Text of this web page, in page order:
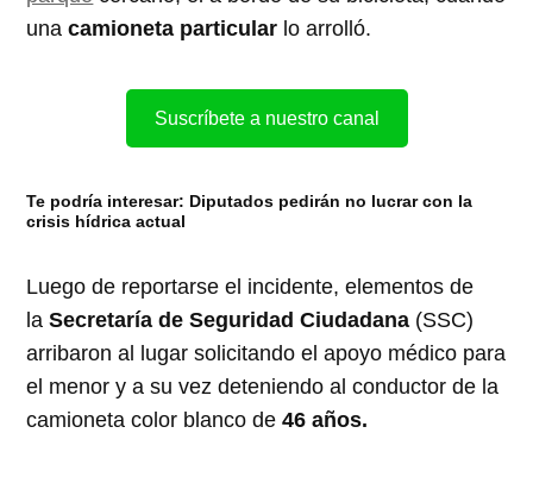
unacamioneta particular lo arrolló.
Suscríbete a nuestro canal
Te podría interesar: Diputados pedirán no lucrar con la
crisis hídrica actual
Luego de reportarse el incidente, elementos de
laSecretaría de Seguridad Ciudadana (SSC)
arribaron al lugar solicitando el apoyo médico para
el menor y a su vez deteniendo al conductor de la
camioneta color blanco de46 años.